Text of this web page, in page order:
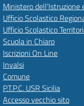
Ministero dell'Istruzione
Ufficio Scolastico
Ufficio Scolastico
Scuola in Chiaro
Iscrizioni On Line
Invalsi
Comune
P.T.P.C. USR Sicilia
Accesso vecchio sito